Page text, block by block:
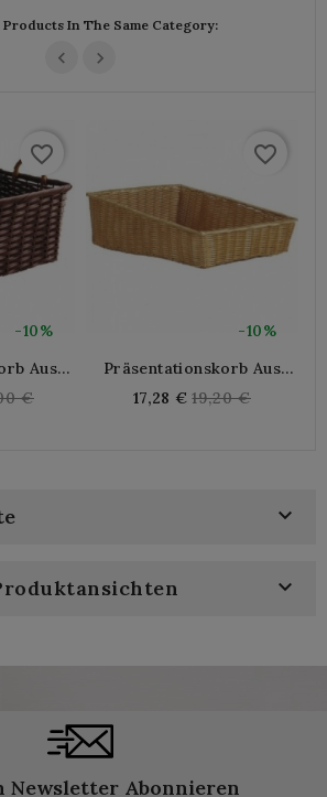
Products In The Same Category:
-10%
favorite_border
Aus
€
-10%
favorite_border
Präsentationskorb Aus
17,28 € Regular
19,20 €


Newsletter Abonnieren